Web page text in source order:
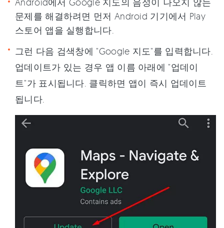
문제를 해결하려면 먼저 Android 기기에서 Play
스토어 앱을 실행합니다.
그런 다음 검색창에 "Google 지도"를 입력합니다.
업데이트가 있는 경우 앱 이름 아래에 "업데이
트"가 표시됩니다. 클릭하면 앱이 즉시 업데이트
됩니다.